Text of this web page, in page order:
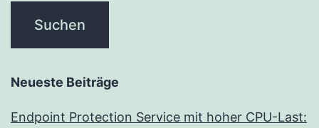
Neueste Beiträge
Endpoint Protection Service mit hoher CPU-Last: